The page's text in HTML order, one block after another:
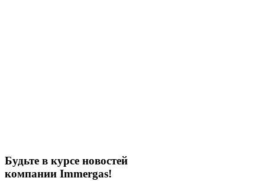
Будьте в курсе новостей
компании Immergas!